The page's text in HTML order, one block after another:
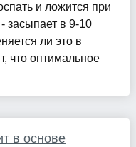
и ложится при
засыпает в 9-10
ли это в
что оптимальное
в основе